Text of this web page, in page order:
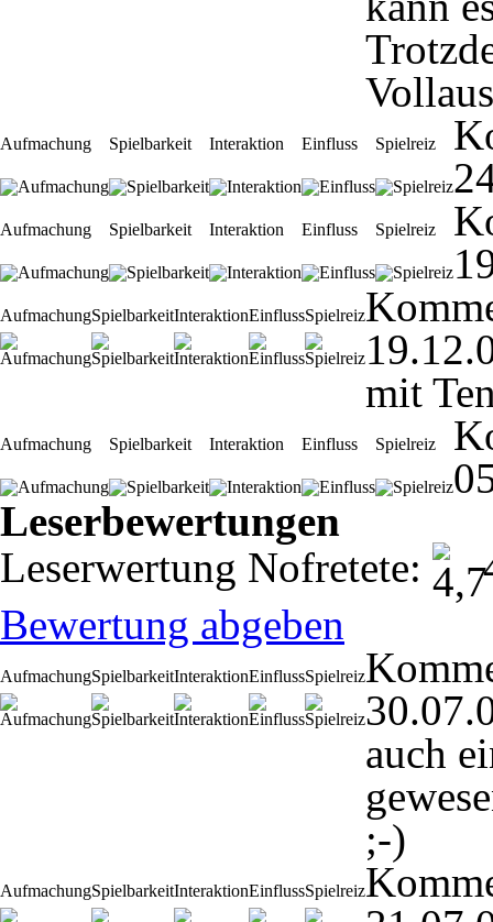
Aufmachung Spielbarkeit Interaktion Einfluss Spielreiz
Aufmachung Spielbarkeit Interaktion Einfluss Spielreiz
AufmachungSpielbarkeitInteraktionEinflussSpielreiz
mit
Aufmachung Spielbarkeit Interaktion Einfluss Spielreiz
Leserbewertungen
Leserwertung Nofretete:
Bewertung abgeben
AufmachungSpielbarkeitInteraktionEinflussSpielreiz
auch
;-)
AufmachungSpielbarkeitInteraktionEinflussSpielreiz